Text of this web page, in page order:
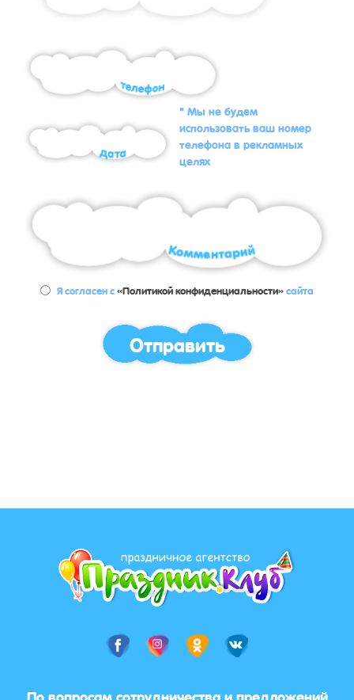
* Мы не будем
использовать ваш номер
телефона в рекламных
целях
Я согласен с«Политикой конфиденциальности»сайта
Отправить